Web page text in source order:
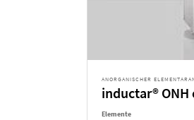
ANORGANISCHER
inductar® ONH
Elemente